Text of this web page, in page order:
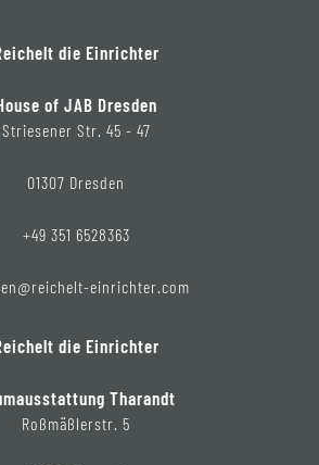
die Einrichter
of JAB Dresden
Striesener Str. 45 - 47
01307 Dresden
+49 351 6528363
einrichter.com
die Einrichter
Tharandt
Roßmäßlerstr. 5